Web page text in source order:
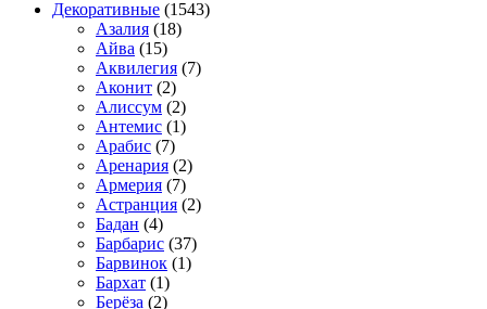
Декоративные (1543)
Азалия (18)
Айва (15)
Аквилегия (7)
Аконит (2)
Алиссум (2)
Антемис (1)
Арабис (7)
Аренария (2)
Армерия (7)
Астранция (2)
Бадан (4)
Барбарис (37)
Барвинок (1)
Бархат (1)
Берёза (2)